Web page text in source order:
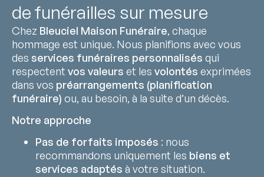
de funérailles sur mesure
Chez Bleuciel Maison Funéraire, chaque
hommage est unique. Nous planifions avec vous
des services funéraires personnalisés qui
respectent vos valeurs et les volontés exprimées
dans vos préarrangements (planification
funéraire) ou, au besoin, à la suite d’un décès.
Notre approche
Pas de forfaits imposés : nous
recommandons uniquement les biens et
services adaptés à votre situation.